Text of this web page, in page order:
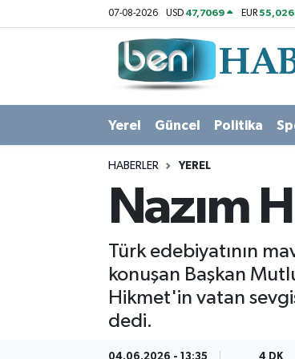
07-08-2026 USD 47,7069 EUR
Yerel Güncel Politika
HABERLER YEREL
Nazım
Türk edebiyatının
konuşan Başkan
Hikmet'in vatan
dedi.
Politika
Hava Durumu
Süper Lig Puan Durumu ve Fikstür
Son Dakika Haberleri
Haber Arşivi